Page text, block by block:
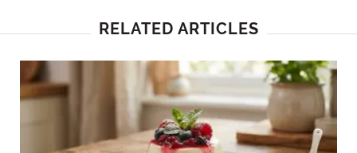
RELATED ARTICLES